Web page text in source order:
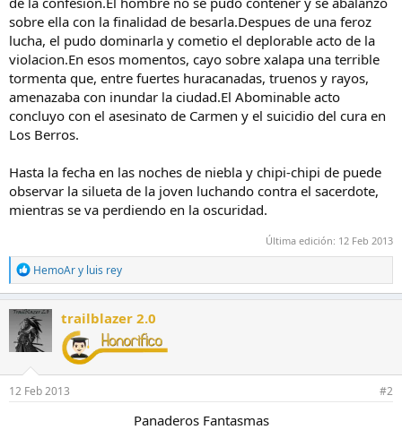
sobre ella con la finalidad de besarla.Despues de una feroz
lucha, el pudo dominarla y cometio el deplorable acto de la
violacion.En esos momentos, cayo sobre xalapa una terrible
tormenta que, entre fuertes huracanadas, truenos y rayos,
amenazaba con inundar la ciudad.El Abominable acto
concluyo con el asesinato de Carmen y el suicidio del cura en
Los Berros.
Hasta la fecha en las noches de niebla y chipi-chipi de puede
observar la silueta de la joven luchando contra el sacerdote,
mientras se va perdiendo en la oscuridad.
Última edición: 12 Feb 2013
R
e
a
c
c
i
o
n
e
s
HemoAry luis rey
trailblazer 2.0
12 Feb 2013 #2
Panaderos Fantasmas